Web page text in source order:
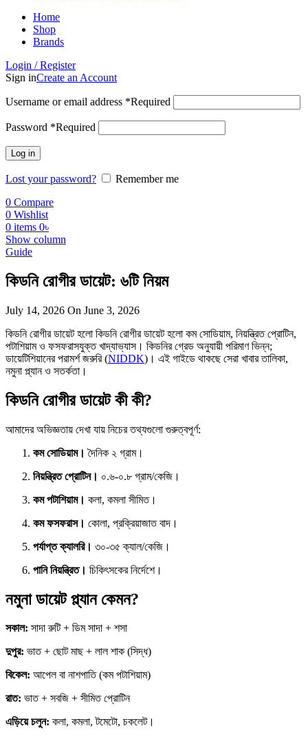
Home
Shop
Brands
Login / Register
Sign inCreate an Account
Username or email address *Required
Password *Required
Log in
Lost your password?
Remember me
0 Compare
0 Wishlist
0 items 0৳
Show column
Guide
কিডনি রোগীর ডায়েট: ৬টি নিয়ম
July 14, 2026 On June 3, 2026
কিডনি রোগীর ডায়েট হলো কিডনি রোগীর ডায়েট হলো কম সোডিয়াম, নিয়ন্ত্রিত প্রোটিন,
পটাশিয়াম ও ফসফরাসযুক্ত খাদ্যাভ্যাস। কিডনির গ্রেড অনুযায়ী পরিমাণ ভিন্ন;
ডায়েটিশিয়ানের পরামর্শ জরুরি (NIDDK)। এই গাইডে থাকছে সেরা খাবার তালিকা,
নমুনা প্ল্যান ও সতর্কতা।
কিডনি রোগীর ডায়েট কী কী?
আমাদের অভিজ্ঞতায় দেখা যায় নিচের তথ্যগুলো গুরুত্বপূর্ণ:
কম সোডিয়াম। দৈনিক ২ গ্রাম।
নিয়ন্ত্রিত প্রোটিন। ০.৬-০.৮ গ্রাম/কেজি।
কম পটাশিয়াম। কলা, কমলা সীমিত।
কম ফসফরাস। কোলা, প্রক্রিয়াজাত বাদ।
পর্যাপ্ত ক্যালরি। ৩০-৩৫ ক্যাল/কেজি।
পানি নিয়ন্ত্রিত। চিকিৎসকের নির্দেশে।
নমুনা ডায়েট প্ল্যান কেমন?
সকাল: সাদা রুটি + ডিম সাদা + শসা
দুপুর: ভাত + ছোট মাছ + লাল শাক (সিদ্ধ)
বিকেল: আপেল বা নাশপাতি (কম পটাশিয়াম)
রাত: ভাত + সবজি + সীমিত প্রোটিন
এড়িয়ে চলুন: কলা, কমলা, টমেটো, চকলেট।